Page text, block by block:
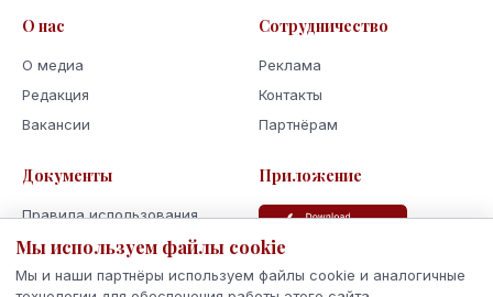
О нас
О медиа
Редакция
Вакансии
Сотрудничество
Реклама
Контакты
Партнёрам
Документы
Правила использования
Политика
Приложение
Мы используем файлы cookie
Мы и наши партнёры используем файлы cookie и аналогичные